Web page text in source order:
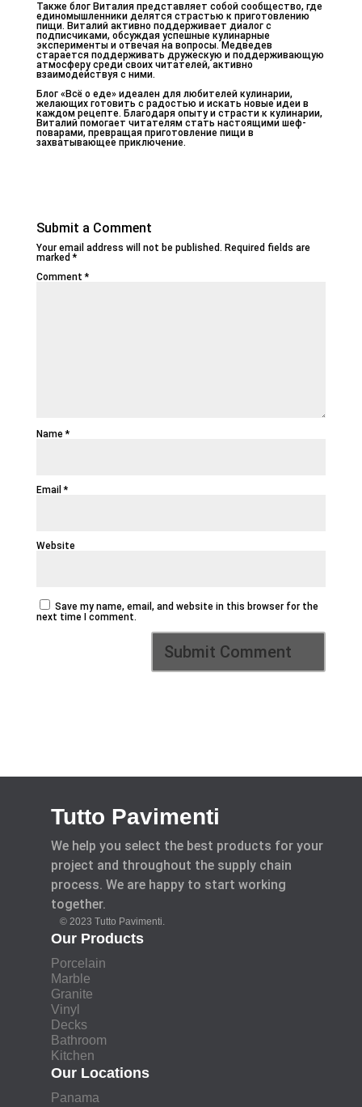
Также блог Виталия представляет собой сообщество, где
единомышленники делятся страстью к приготовлению
пищи. Виталий активно поддерживает диалог с
подписчиками, обсуждая успешные кулинарные
эксперименты и отвечая на вопросы. Медведев
старается поддерживать дружескую и поддерживающую
атмосферу среди своих читателей, активно
взаимодействуя с ними.
Блог «Всё о еде» идеален для любителей кулинарии,
желающих готовить с радостью и искать новые идеи в
каждом рецепте. Благодаря опыту и страсти к кулинарии,
Виталий помогает читателям стать настоящими шеф-
поварами, превращая приготовление пищи в
захватывающее приключение.
Submit a Comment
Your email address will not be published. Required fields are
marked*
Comment*
Name*
Email*
Website
Save my name, email, and website in this browser for the
next time I comment.
Tutto Pavimenti
We help you select the best products for your
project and throughout the supply chain
process. We are happy to start working
together.
© 2023 Tutto Pavimenti.
Our Products
Porcelain
Marble
Granite
Vinyl
Decks
Bathroom
Kitchen
Our Locations
Panama